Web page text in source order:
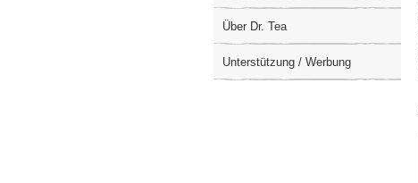
Über Dr. Tea
Unterstützung / Werbung